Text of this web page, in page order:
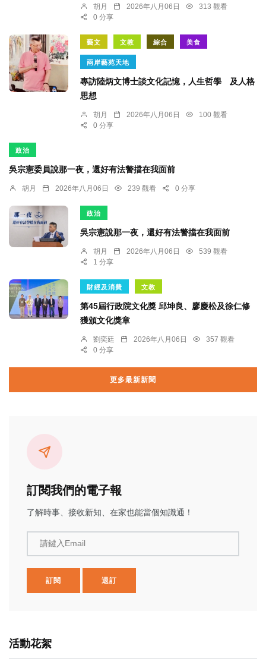
胡月 2026年八月06日
313 觀看
0 分享
藝文 文教 綜合 美食
兩岸藝苑天地
專訪陸炳文博士談文化記憶，人生哲學 及人格
思想
胡月 2026年八月06日
100 觀看
0 分享
政治
吳宗憲委員說那一夜，還好有法警擋在我面前
胡月 2026年八月06日 239 觀看 0 分享
政治
吳宗憲說那一夜，還好有法警擋在我面前
胡月 2026年八月06日
539 觀看
1 分享
財經及消費 文教
第45屆行政院文化獎 邱坤良、廖慶松及徐仁修
獲頒文化獎章
劉奕廷 2026年八月06日
357 觀看
0 分享
更多最新新聞
訂閱我們的電子報
了解時事、接收新知、在家也能當個知識通！
請鍵入Email
訂閱 退訂
活動花絮